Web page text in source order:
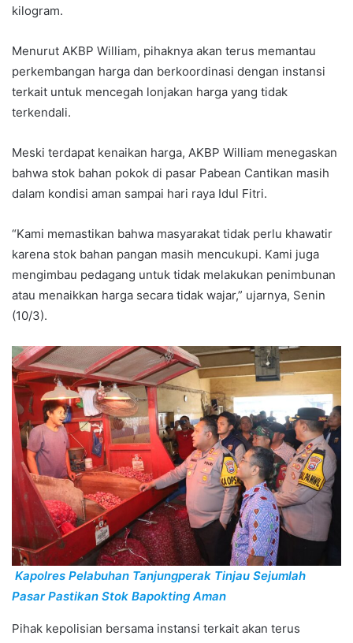
kilogram.
Menurut AKBP William, pihaknya akan terus memantau
perkembangan harga dan berkoordinasi dengan instansi
terkait untuk mencegah lonjakan harga yang tidak
terkendali.
Meski terdapat kenaikan harga, AKBP William menegaskan
bahwa stok bahan pokok di pasar Pabean Cantikan masih
dalam kondisi aman sampai hari raya Idul Fitri.
“Kami memastikan bahwa masyarakat tidak perlu khawatir
karena stok bahan pangan masih mencukupi. Kami juga
mengimbau pedagang untuk tidak melakukan penimbunan
atau menaikkan harga secara tidak wajar,” ujarnya, Senin
(10/3).
Kapolres Pelabuhan Tanjungperak Tinjau Sejumlah
Pasar Pastikan Stok Bapokting Aman
Pihak kepolisian bersama instansi terkait akan terus